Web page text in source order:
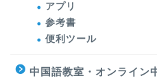
アプリ
参考書
便利ツール
中国語教室・オンライン